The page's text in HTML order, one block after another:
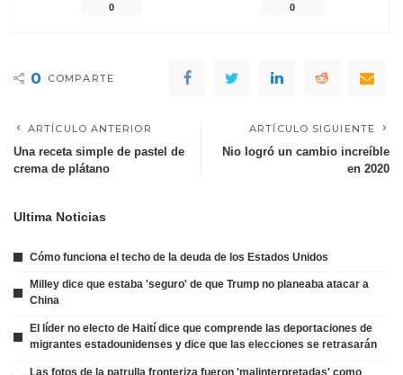
0 0
0 COMPARTE
ARTÍCULO ANTERIOR
Una receta simple de pastel de
crema de plátano
ARTÍCULO SIGUIENTE
Nio logró un cambio increíble
en 2020
Ultima Noticias
Cómo funciona el techo de la deuda de los Estados Unidos
Milley dice que estaba 'seguro' de que Trump no planeaba atacar a
China
El líder no electo de Haití dice que comprende las deportaciones de
migrantes estadounidenses y dice que las elecciones se retrasarán
Las fotos de la patrulla fronteriza fueron 'malinterpretadas' como